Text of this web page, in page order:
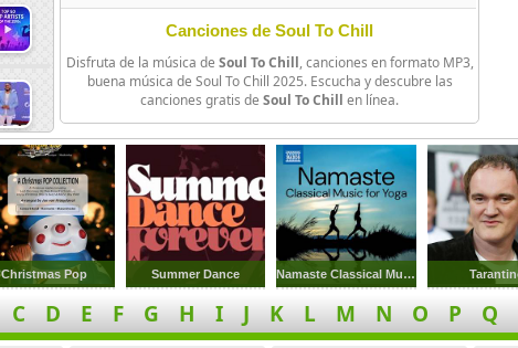
Whatcha Know -Soul To Chill
Let Love Stand A Chance -Soul To Chill
Soul To Chill
Growing Pains - Soul To Chill
Dial A Cliche -Soul To Chill
Moda - Soul To Chill
Dreaming About You -
Soul To Chill
Blood Y Bones -
Soul To Chill
Canciones de Soul To Chill
Disfruta de la música de Soul To Chill, canciones en formato MP3,
buena música de Soul To Chill 2025. Escucha y descubre las
canciones gratis de Soul To Chill en línea.
Christmas Pop Summer Dance Namaste Classical Music for Yoga
C D E F G H I J K L M N O P Q